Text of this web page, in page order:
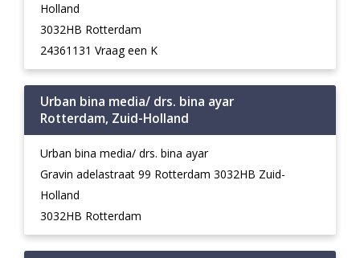
Holland
3032HB Rotterdam
24361131 Vraag een K
Urban bina media/ drs. bina ayar
Rotterdam, Zuid-Holland
Urban bina media/ drs. bina ayar
Gravin adelastraat 99 Rotterdam 3032HB Zuid-
Holland
3032HB Rotterdam